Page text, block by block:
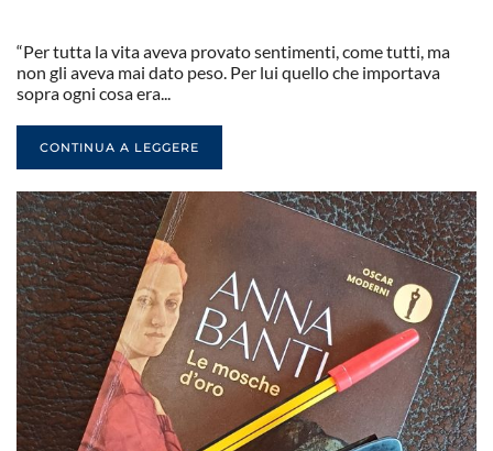
“Per tutta la vita aveva provato sentimenti, come tutti, ma
non gli aveva mai dato peso. Per lui quello che importava
sopra ogni cosa era...
CONTINUA A LEGGERE